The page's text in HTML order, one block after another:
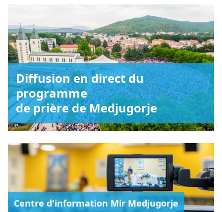
Diffusion en direct du
programme
de prière de Medjugorje
Centre d'information Mir Medjugorje